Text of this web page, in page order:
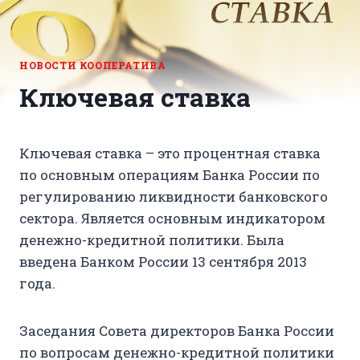
НОВОСТИ КООПЕРАТИВА
Ключевая ставка
Ключевая ставка – это процентная ставка
по основным операциям Банка России по
регулированию ликвидности банковского
сектора. Является основным индикатором
денежно-кредитной политики. Была
введена Банком России 13 сентября 2013
года.
Заседания Совета директоров Банка России
по вопросам денежно-кредитной политики